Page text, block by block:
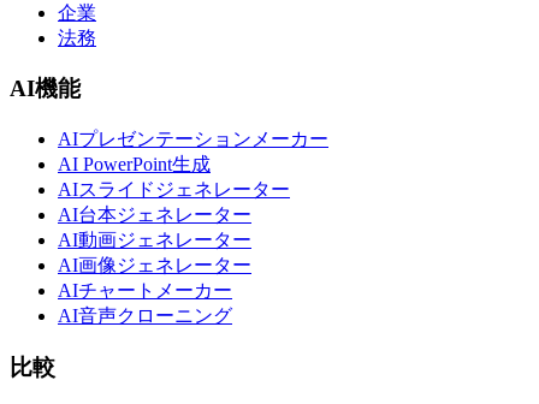
企業
法務
AI機能
AIプレゼンテーションメーカー
AI PowerPoint生成
AIスライドジェネレーター
AI台本ジェネレーター
AI動画ジェネレーター
AI画像ジェネレーター
AIチャートメーカー
AI音声クローニング
比較